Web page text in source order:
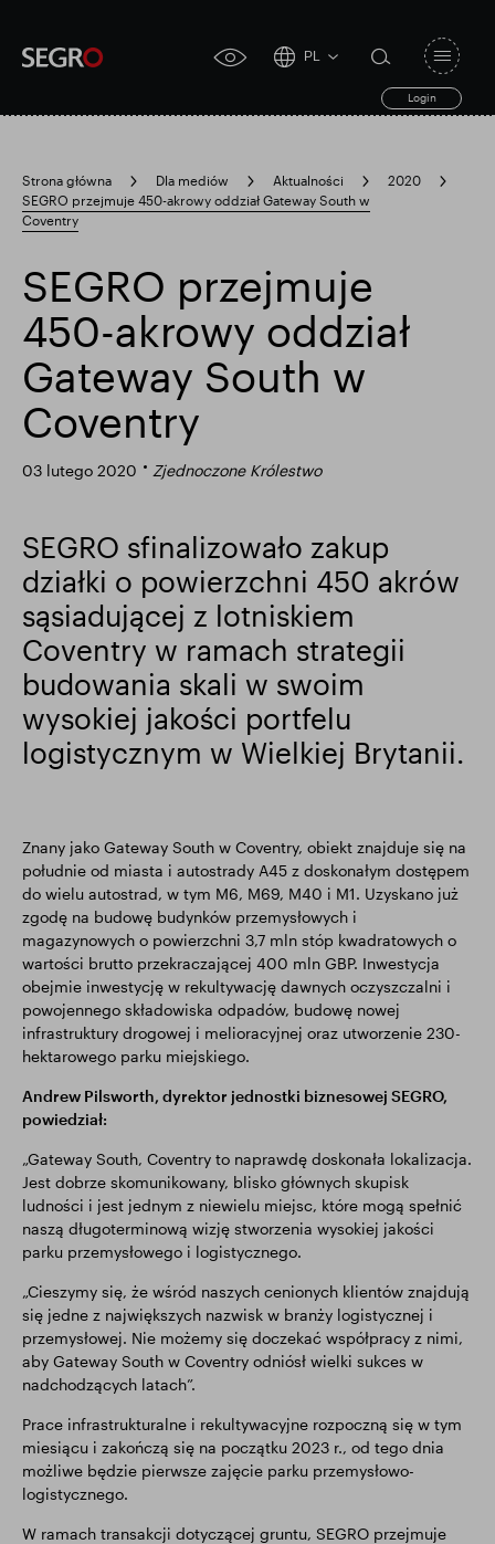
accessibility
PL
Login
search
form
search
Search
for
Popularne wyszukiwanie
Odpowiedzialny SEGRO
Posiadłość handlowa w Slough
Inteligentny park
toggle
Strona główna Dla mediów Aktualności
2020
SEGRO przejmuje 450-akrowy oddział Gateway South w
Coventry
SEGRO przejmuje
450-akrowy oddział
Gateway South w
Coventry
03 lutego 2020 Zjednoczone Królestwo
SEGRO sfinalizowało zakup
działki o powierzchni 450 akrów
sąsiadującej z lotniskiem
Coventry w ramach strategii
budowania skali w swoim
wysokiej jakości portfelu
logistycznym w Wielkiej Brytanii.
Znany jako Gateway South w Coventry, obiekt znajduje się na
południe od miasta i autostrady A45 z doskonałym dostępem
do wielu autostrad, w tym M6, M69, M40 i M1. Uzyskano już
zgodę na budowę budynków przemysłowych i
magazynowych o powierzchni 3,7 mln stóp kwadratowych o
wartości brutto przekraczającej 400 mln GBP. Inwestycja
obejmie inwestycję w rekultywację dawnych oczyszczalni i
powojennego składowiska odpadów, budowę nowej
infrastruktury drogowej i melioracyjnej oraz utworzenie 230-
hektarowego parku miejskiego.
Andrew Pilsworth, dyrektor jednostki biznesowej SEGRO,
powiedział:
„Gateway South, Coventry to naprawdę doskonała lokalizacja.
Jest dobrze skomunikowany, blisko głównych skupisk
ludności i jest jednym z niewielu miejsc, które mogą spełnić
naszą długoterminową wizję stworzenia wysokiej jakości
parku przemysłowego i logistycznego.
„Cieszymy się, że wśród naszych cenionych klientów znajdują
się jedne z największych nazwisk w branży logistycznej i
przemysłowej. Nie możemy się doczekać współpracy z nimi,
aby Gateway South w Coventry odniósł wielki sukces w
nadchodzących latach”.
Prace infrastrukturalne i rekultywacyjne rozpoczną się w tym
miesiącu i zakończą się na początku 2023 r., od tego dnia
możliwe będzie pierwsze zajęcie parku przemysłowo-
logistycznego.
W ramach transakcji dotyczącej gruntu, SEGRO przejmuje